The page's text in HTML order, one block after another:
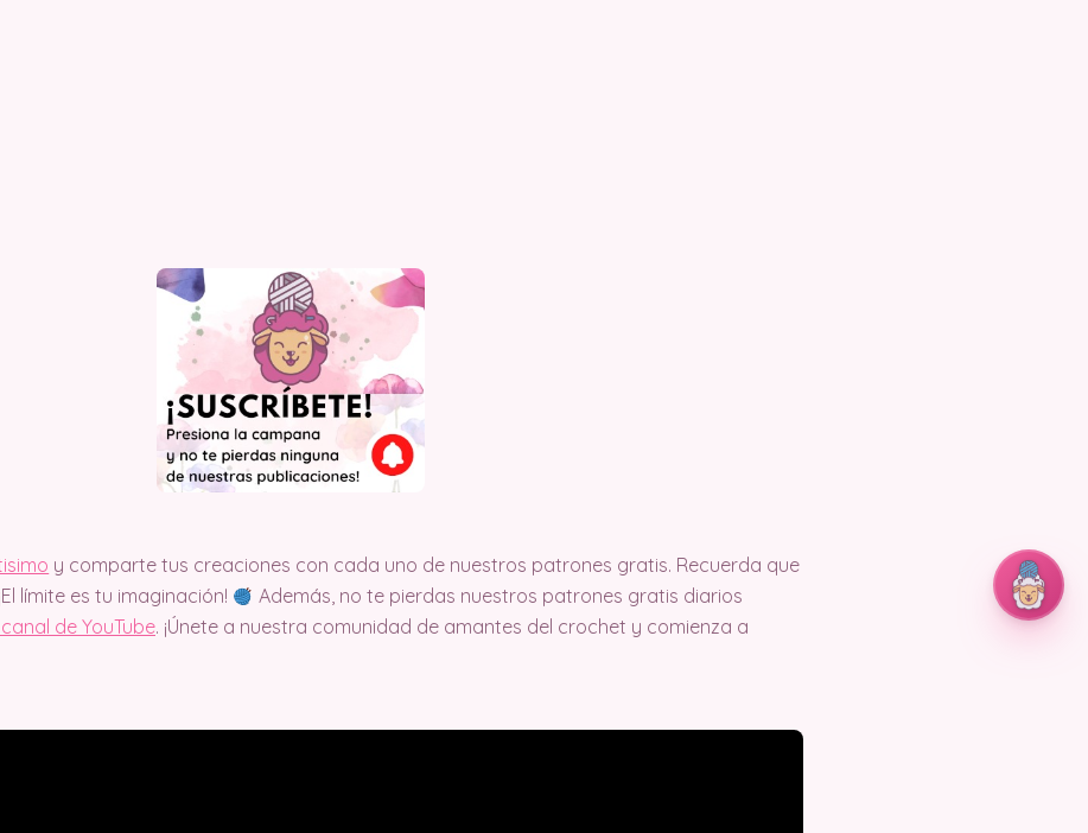
y comparte tus creaciones con cada uno de nuestros patrones gratis. Recuerda que
límite es tu imaginación!
Además, no te pierdas nuestros patrones gratis diarios
de YouTube. ¡Únete a nuestra comunidad de amantes del crochet y comienza a